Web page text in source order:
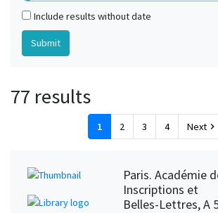
Include results without date
77 results
1 2 3 4 Next chevron_right
Paris. Académie
Inscriptions et
Belles-Lettres, A